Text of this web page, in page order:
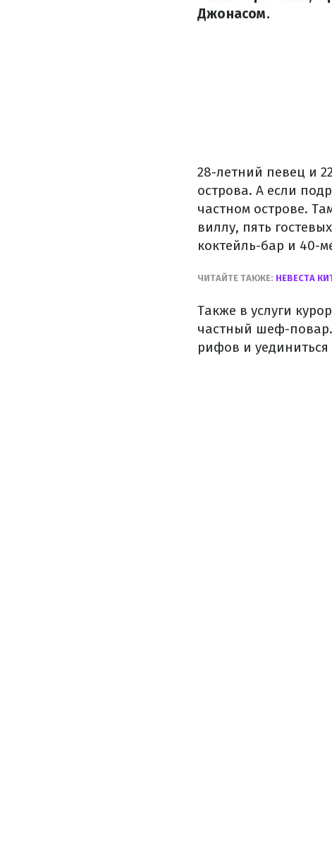
Джонасом.
28-летний певец и
острова. А если
частном острове.
виллу, пять
коктейль-бар и 40-
ЧИТАЙТЕ ТАКЖЕ: НЕВЕСТА
Также в услуги
частный шеф-повар.
рифов и